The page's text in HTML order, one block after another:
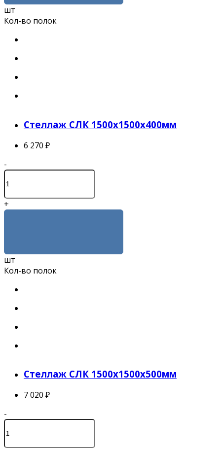
шт
Кол-во полок
Стеллаж СЛК 1500x1500x400мм
6 270 ₽
-
+
шт
Кол-во полок
Стеллаж СЛК 1500x1500x500мм
7 020 ₽
-